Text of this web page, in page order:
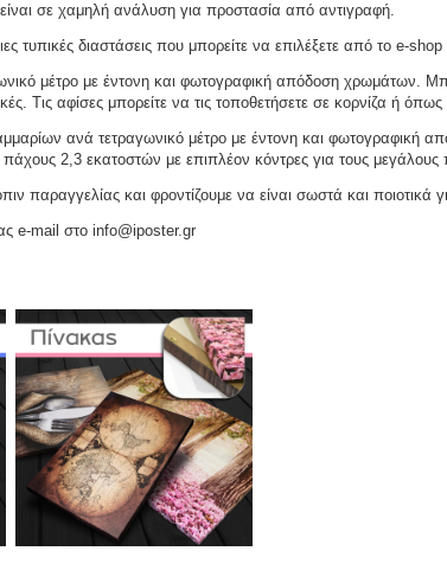
σε χαμηλή ανάλυση για προστασία από αντιγραφή.
διαστάσεις που μπορείτε να επιλέξετε από το e-shop
μέτρο με έντονη και φωτογραφική απόδοση χρωμάτων.
Τις αφίσες μπορείτε να τις τοποθετήσετε σε κορνίζα ή όπως
ανά τετραγωνικό μέτρο με έντονη και φωτογραφική
2,3 εκατοστών με επιπλέον κόντρες για τους
παραγγελίας και φροντίζουμε να είναι σωστά και ποιοτικά
e-mail στο info@iposter.gr